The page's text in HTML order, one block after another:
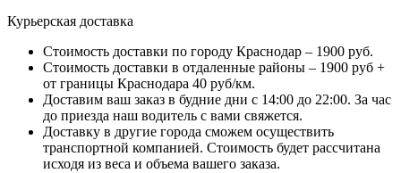
Курьерская доставка
Стоимость доставки по городу Краснодар – 1900 руб.
Стоимость доставки в отдаленные районы – 1900 руб +
от границы Краснодара 40 руб/км.
Доставим ваш заказ в будние дни с 14:00 до 22:00. За час
до приезда наш водитель с вами свяжется.
Доставку в другие города сможем осуществить
транспортной компанией. Стоимость будет рассчитана
исходя из веса и объема вашего заказа.